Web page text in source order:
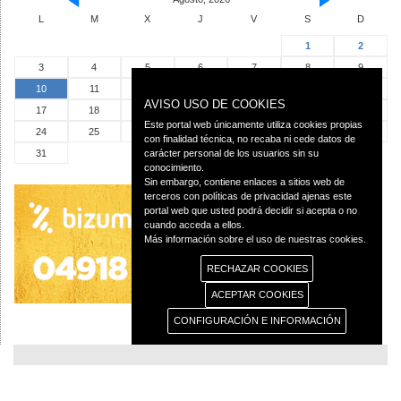
L
M X J V S D
1
2
3
4 5 6 7 8
9
10
11
17
18 19 20 21
24
25 26 27 28 29
30
31
AVISO USO DE COOKIES
Este portal web únicamente utiliza cookies propias
con finalidad técnica, no recaba ni cede datos de
carácter personal de los usuarios sin su
conocimiento.
Sin embargo, contiene enlaces a sitios web de
terceros con políticas de privacidad ajenas este
portal web que usted podrá decidir si acepta o no
cuando acceda a ellos.
Más información sobre el uso de nuestras cookies.
RECHAZAR COOKIES
ACEPTAR COOKIES
CONFIGURACIÓN E INFORMACIÓN